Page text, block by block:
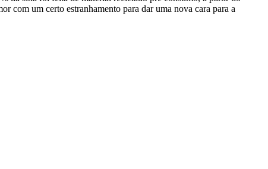
com um certo estranhamento para dar uma nova cara para a